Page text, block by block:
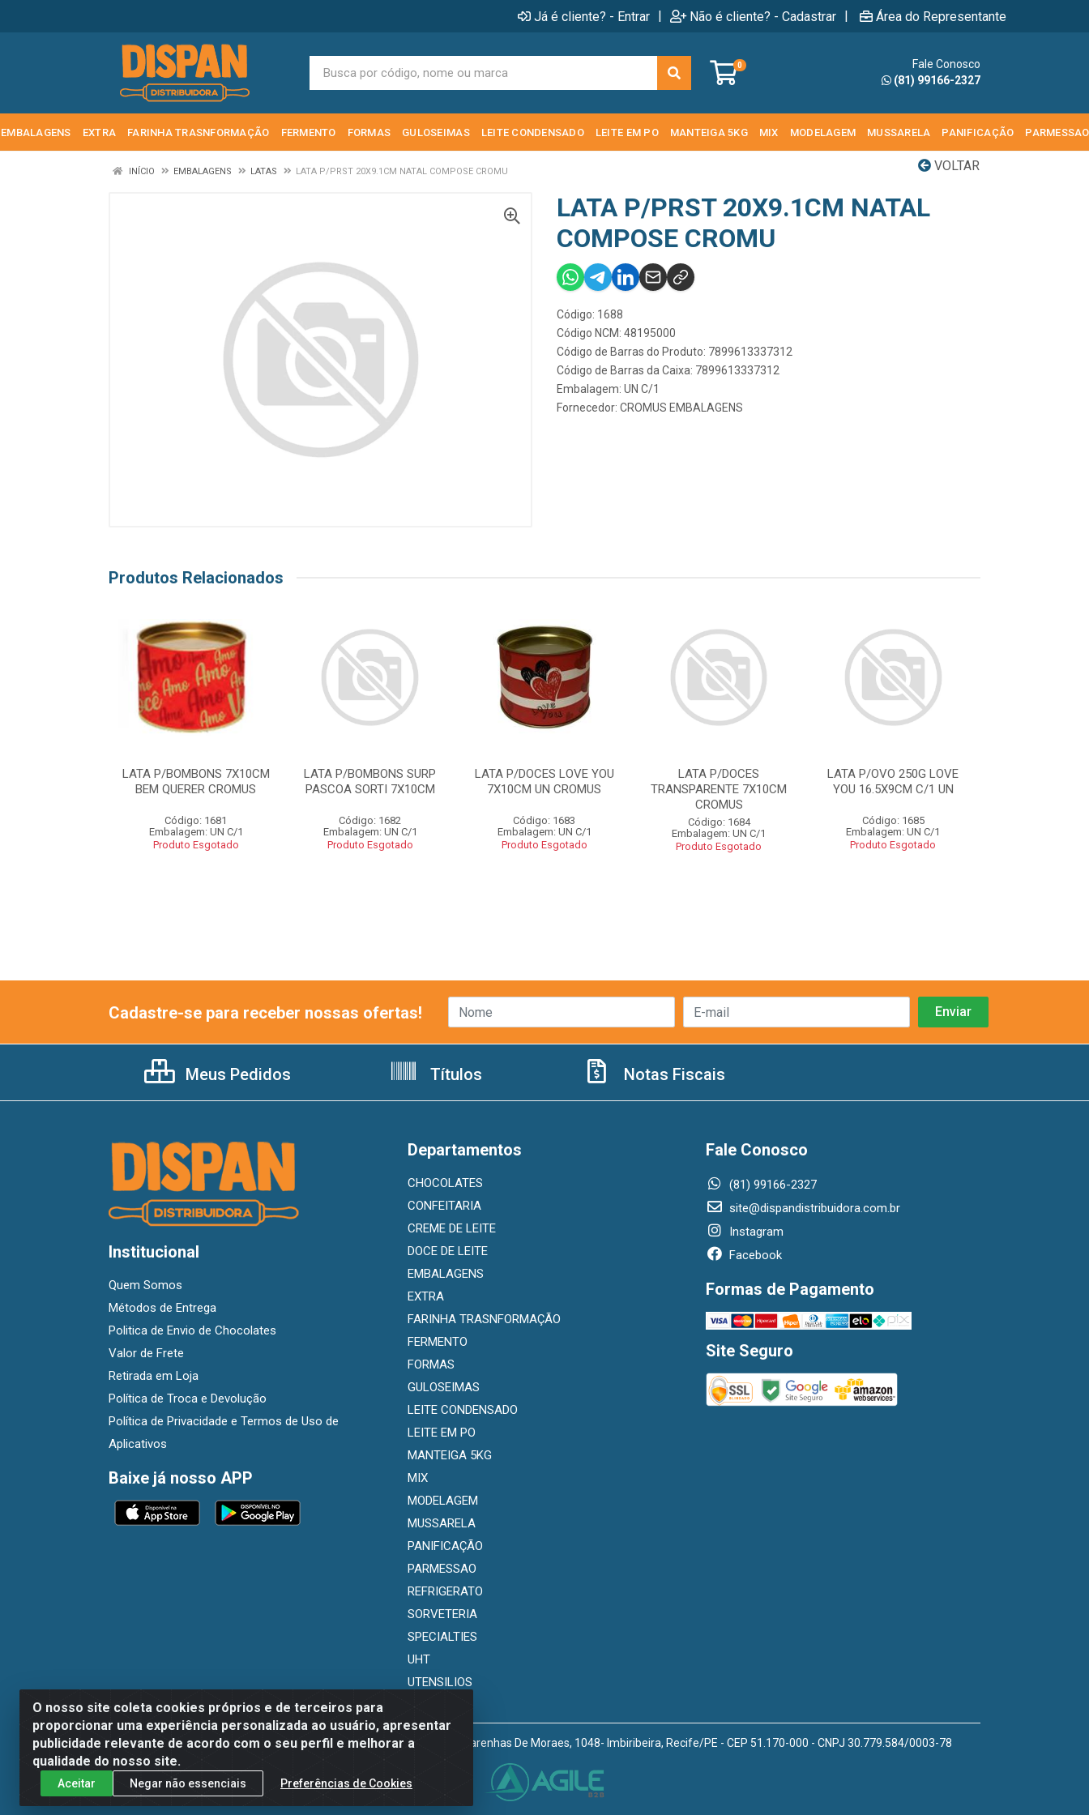
Já é cliente? - Entrar | Não é cliente? - Cadastrar | Área do Representante
0
Fale Conosco
(81) 99166-2327
EMBALAGENS EXTRA FARINHA TRASNFORMAÇÃO FERMENTO FORMAS GULOSEIMAS LEITE CONDENSADO LEITE EM PO MANTEIGA 5KG MIX MODELAGEM MUSSARELA PANIFICAÇÃO PARMESSAO
VOLTAR
INÍCIO EMBALAGENS LATAS LATA P/PRST 20X9.1CM NATAL COMPOSE CROMU
LATA P/PRST 20X9.1CM NATAL
COMPOSE CROMU
Código: 1688
Código NCM: 48195000
Código de Barras do Produto: 7899613337312
Código de Barras da Caixa: 7899613337312
Embalagem: UN C/1
Fornecedor: CROMUS EMBALAGENS
Produtos Relacionados
LATA P/BOMBONS 7X10CM
BEM QUERER CROMUS
Código: 1681
Embalagem: UN C/1
Produto Esgotado
LATA P/BOMBONS SURP
PASCOA SORTI 7X10CM
Código: 1682
Embalagem: UN C/1
Produto Esgotado
LATA P/DOCES LOVE YOU
7X10CM UN CROMUS
Código: 1683
Embalagem: UN C/1
Produto Esgotado
LATA P/DOCES
TRANSPARENTE 7X10CM
CROMUS
Código: 1684
Embalagem: UN C/1
Produto Esgotado
LATA P/OVO 250G LOVE
YOU 16.5X9CM C/1 UN
Código: 1685
Embalagem: UN C/1
Produto Esgotado
O nosso site coleta cookies próprios e de terceiros para
proporcionar uma experiência personalizada ao usuário, apresentar
publicidade relevante de acordo com o seu perfil e melhorar a
qualidade do nosso site.
Aceitar Negar não essenciais Preferências de Cookies
Cadastre-se para receber nossas ofertas!
Meus Pedidos Títulos Notas Fiscais
Institucional
Quem Somos
Métodos de Entrega
Politica de Envio de Chocolates
Valor de Frete
Retirada em Loja
Política de Troca e Devolução
Política de Privacidade e Termos de Uso de
Aplicativos
Baixe já nosso APP
Departamentos
CHOCOLATES
CONFEITARIA
CREME DE LEITE
DOCE DE LEITE
EMBALAGENS
EXTRA
FARINHA TRASNFORMAÇÃO
FERMENTO
FORMAS
GULOSEIMAS
LEITE CONDENSADO
LEITE EM PO
MANTEIGA 5KG
MIX
MODELAGEM
MUSSARELA
PANIFICAÇÃO
PARMESSAO
REFRIGERATO
SORVETERIA
SPECIALTIES
UHT
UTENSILIOS
Fale Conosco
(81) 99166-2327
site@dispandistribuidora.com.br
Instagram
Facebook
Formas de Pagamento
Site Seguro
Dispan Distribuidora de Alimentos LTDA - Avenida Marechal Mascarenhas De Moraes, 1048- Imbiribeira, Recife/PE - CEP 51.170-000 - CNPJ 30.779.584/0003-78